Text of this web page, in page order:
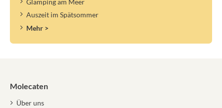
Auszeit im Spätsommer
Mehr >
Molecaten
Über uns